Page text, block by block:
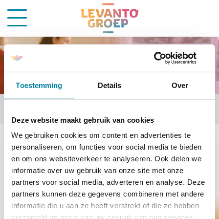
Toestemming Details Over
Deze website maakt gebruik van cookies
We gebruiken cookies om content en advertenties te
personaliseren, om functies voor social media te bieden
en om ons websiteverkeer te analyseren. Ook delen we
informatie over uw gebruik van onze site met onze
partners voor social media, adverteren en analyse. Deze
partners kunnen deze gegevens combineren met andere
informatie die u aan ze heeft verstrekt of die ze hebben
verzameld op basis van uw gebruik van hun services.
home zoeken
Lees voor Uitleg woorden Simpele tekst
Zoeken